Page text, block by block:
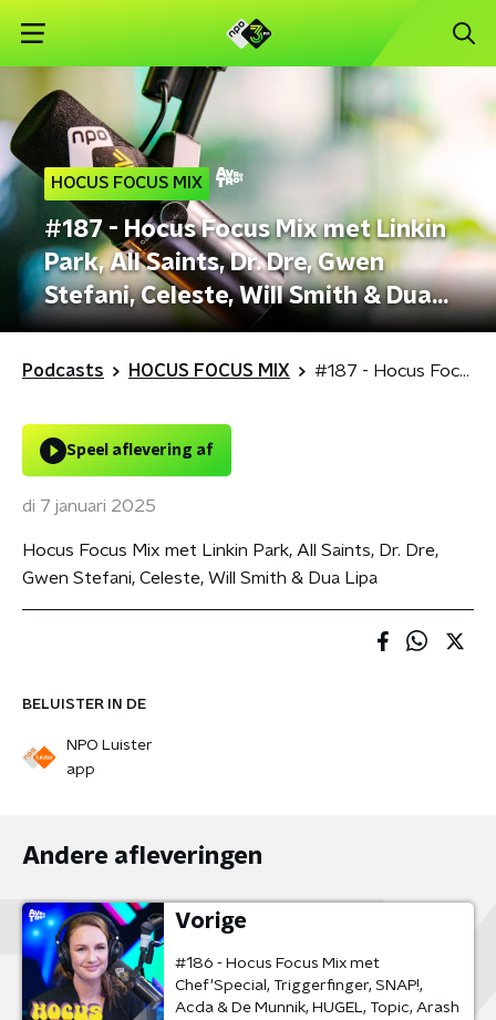
HOCUS FOCUS MIX
#187 - Hocus Focus Mix met Linkin
Park, All Saints, Dr. Dre, Gwen
Stefani, Celeste, Will Smith & Dua
Lipa
Podcasts HOCUS FOCUS MIX #187 - Hocus Focus Mix met Linkin Park, All Saints, Dr. Dre, Gwen Stefani, Celeste, Will Smith & Dua Lipa
BELUISTER IN DE
NPO Luister
app
Speel aflevering af
di 7 januari 2025
Hocus Focus Mix met Linkin Park, All Saints, Dr. Dre,
Gwen Stefani, Celeste, Will Smith & Dua Lipa
Andere afleveringen
Vorige
#186 - Hocus Focus Mix met
Chef'Special, Triggerfinger, SNAP!,
Acda & De Munnik, HUGEL, Topic, Arash